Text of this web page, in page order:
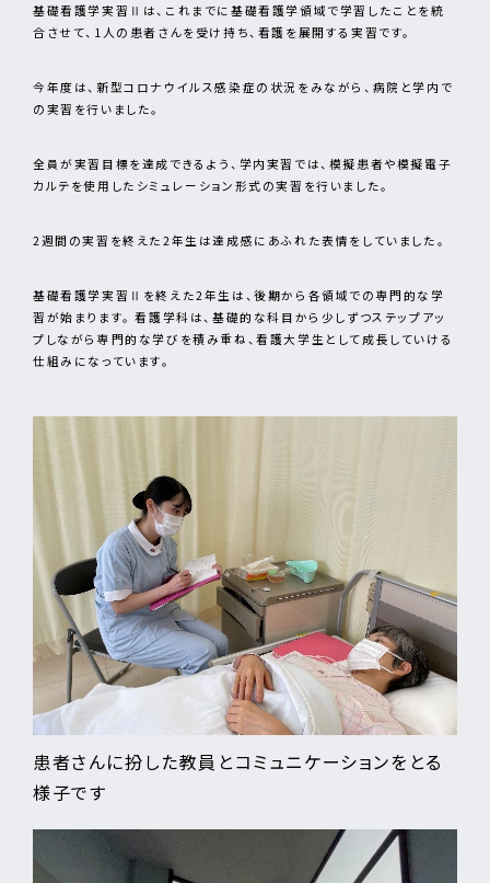
基礎看護学実習Ⅱは、これまでに基礎看護学領域で学習したことを統
合させて、1人の患者さんを受け持ち、看護を展開する実習です。
今年度は、新型コロナウイルス感染症の状況をみながら、病院と学内で
の実習を行いました。
全員が実習目標を達成できるよう、学内実習では、模擬患者や模擬電子
カルテを使用したシミュレーション形式の実習を行いました。
2週間の実習を終えた2年生は達成感にあふれた表情をしていました。
基礎看護学実習Ⅱを終えた2年生は、後期から各領域での専門的な学
習が始まります。 看護学科は、基礎的な科目から少しずつステップアッ
プしながら専門的な学びを積み重ね、看護大学生として成長していける
仕組みになっています。
患者さんに扮した教員とコミュニケーションをとる
様子です